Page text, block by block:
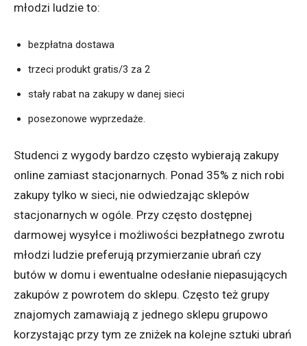
młodzi ludzie to:
bezpłatna dostawa
trzeci produkt gratis/3 za 2
stały rabat na zakupy w danej sieci
posezonowe wyprzedaże.
Studenci z wygody bardzo często wybierają zakupy
online zamiast stacjonarnych. Ponad 35% z nich robi
zakupy tylko w sieci, nie odwiedzając sklepów
stacjonarnych w ogóle. Przy często dostępnej
darmowej wysyłce i możliwości bezpłatnego zwrotu
młodzi ludzie preferują przymierzanie ubrań czy
butów w domu i ewentualne odesłanie niepasujących
zakupów z powrotem do sklepu. Często też grupy
znajomych zamawiają z jednego sklepu grupowo
korzystając przy tym ze zniżek na kolejne sztuki ubrań